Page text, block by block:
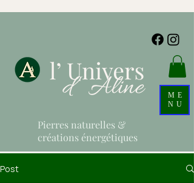
ME
NU
Pierres naturelles &
créations énergétiques
Post